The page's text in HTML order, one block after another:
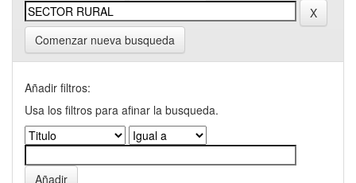
Comenzar nueva busqueda
Añadir filtros:
Usa los filtros para afinar la busqueda.